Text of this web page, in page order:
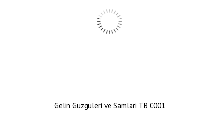
Gelin Guzguleri ve Samlari TB 0001